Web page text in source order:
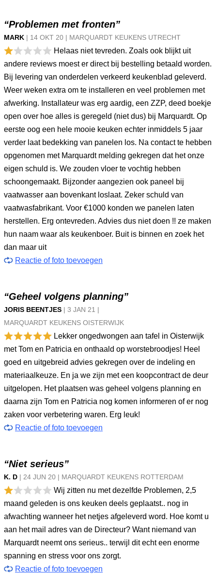
“Problemen met fronten”
MARK | 14 OKT 20 | MARQUARDT KEUKENS UTRECHT
Helaas niet tevreden. Zoals ook blijkt uit
andere reviews moest er direct bij bestelling betaald worden.
Bij levering van onderdelen verkeerd keukenblad geleverd.
Weer weken extra om te installeren en veel problemen met
afwerking. Installateur was erg aardig, een ZZP, deed boekje
open over hoe alles is geregeld (niet dus) bij Marquardt. Op
eerste oog een hele mooie keuken echter inmiddels 5 jaar
verder laat bedekking van panelen los. Na contact te hebben
opgenomen met Marquardt melding gekregen dat het onze
eigen schuld is. We zouden vloer te vochtig hebben
schoongemaakt. Bijzonder aangezien ook paneel bij
vaatwasser aan bovenkant loslaat. Zeker schuld van
vaatwasfabrikant. Voor €1000 konden we panelen laten
herstellen. Erg ontevreden. Advies dus niet doen !! ze maken
hun naam waar als keukenboer. Buit is binnen en zoek het
dan maar uit
Reactie of foto toevoegen
“Geheel volgens planning”
JORIS BEENTJES | 3 JAN 21 |
MARQUARDT KEUKENS OISTERWIJK
Lekker ongedwongen aan tafel in Oisterwijk
met Tom en Patricia en onthaald op worstebroodjes! Heel
goed en uitgebreid advies gekregen over de indeling en
materiaalkeuze. En ja we zijn met een koopcontract de deur
uitgelopen. Het plaatsen was geheel volgens planning en
daarna zijn Tom en Patricia nog komen informeren of er nog
zaken voor verbetering waren. Erg leuk!
Reactie of foto toevoegen
“Niet serieus”
K. D | 24 JUN 20 | MARQUARDT KEUKENS ROTTERDAM
Wij zitten nu met dezelfde Problemen, 2,5
maand geleden is ons keuken deels geplaatst.. nog in
afwachting wanneer het netjes afgeleverd word. Hoe komt u
aan het mail adres van de Directeur? Want niemand van
Marquardt neemt ons serieus.. terwijl dit echt een enorme
spanning en stress voor ons zorgt.
Reactie of foto toevoegen